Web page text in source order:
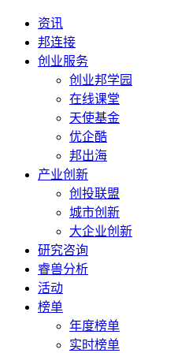
资讯
邦连接
创业服务
创业邦学园
在线课堂
天使基金
优企酷
邦出海
产业创新
创投联盟
城市创新
大企业创新
研究咨询
睿兽分析
活动
榜单
年度榜单
实时榜单